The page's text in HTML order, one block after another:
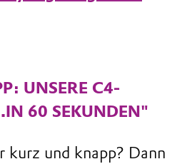
UNSERE C4-
60 SEKUNDEN"
kurz und knapp? Dann